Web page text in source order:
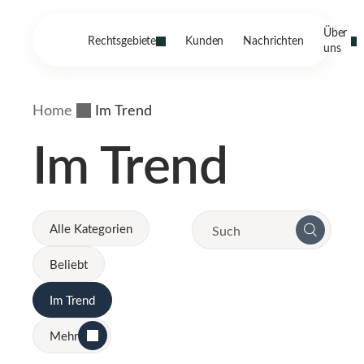
Rechtsgebiete Kunden Nachrichten
Über
uns
Home Im Trend
Im Trend
Alle Kategorien
Beliebt
Im Trend
Mehr